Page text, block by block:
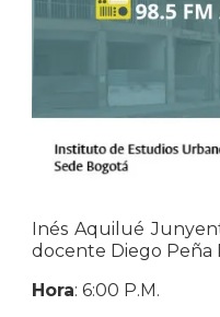
Inés Aquilué
docente Diego Peña
Hora: 6:00 P.M.